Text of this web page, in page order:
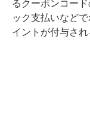
るクーポンコー
ック支払いなど
イントが付与され